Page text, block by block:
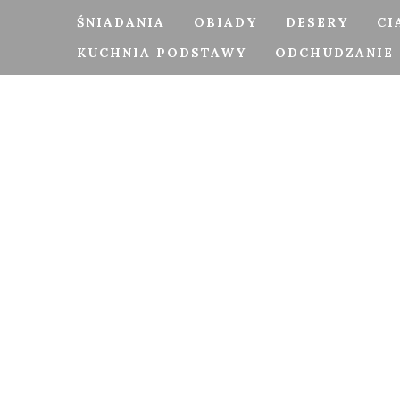
ŚNIADANIA OBIADY DESERY
KUCHNIA PODSTAWY
ODCHUDZANIE